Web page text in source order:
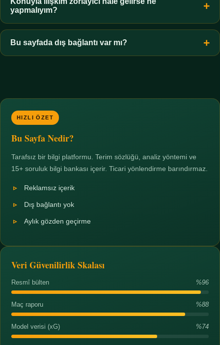
zorunluluktur.
yapmalıyım?
Zaman sınırı koyun, harcadığınız süreyi ölçün ve gerekirse
profesyonel destek alın. Türkiye'de ücretsiz danışma hatları
mevcuttur; yardım istemek güçlü bir adımdır.
Bu sayfada dış bağlantı var mı?
HIZLI ÖZET
Bu Sayfa Nedir?
Tarafsız bir bilgi platformu. Terim sözlüğü, analiz yöntemi ve
15+ soruluk bilgi bankası içerir. Ticari yönlendirme barındırmaz.
Reklamsız içerik
Dış bağlantı yok
Aylık gözden geçirme
Veri Güvenilirlik Skalası
Resmî bülten %96
Maç raporu %88
Model verisi (xG) %74